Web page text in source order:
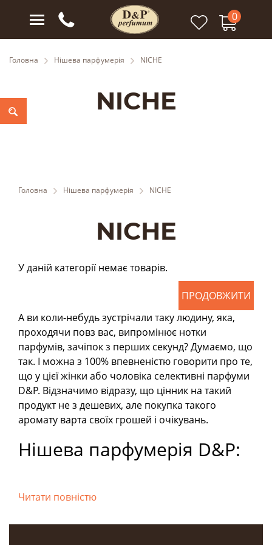
0
Головна Нішева парфумерія NICHE
NICHE
0
Головна Нішева парфумерія NICHE
NICHE
У даній категорії немає товарів.
ПРОДОВЖИТИ
А ви коли-небудь зустрічали таку людину, яка,
проходячи повз вас, випромінює нотки
парфумів, зачіпок з перших секунд? Думаємо, що
так. І можна з 100% впевненістю говорити про те,
що у цієї жінки або чоловіка селективні парфуми
D&P. Відзначимо відразу, що цінник на такий
продукт не з дешевих, але покупка такого
аромату варта своїх грошей і очікувань.
Нішева парфумерія D&P:
чоловіків та жінок
ньому або на ній відчуваються відразу. Їх важко
Читати повністю